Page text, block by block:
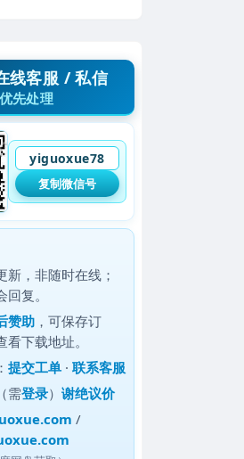
线客服 / 私信
优先处理
yiguoxue78
复制微信号
新，非随时在线；
复。
赞助 ，可保存订
下载地址。
提交工单 ·联系客服
（需登录）谢绝议价
/